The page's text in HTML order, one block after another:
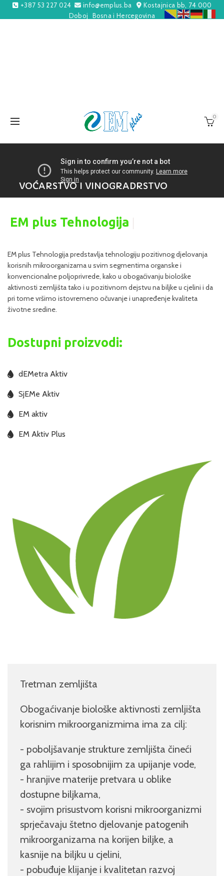
+387 53 227 024 info@emplus.ba
Kostajnica bb, 74 000
Doboj
Bosna i Hercegovina
0
VOĆARSTVO I VINOGRADRSTVO
EM plus Tehnologija |
EM plus Tehnologija predstavlja tehnologiju pozitivnog djelovanja
korisnih mikroorganizama u svim segmentima organske i
konvencionalne poljoprivrede, kako u obogaćivanju biološke
aktivnosti zemljišta tako i u pozitivnom dejstvu na biljke u cjelini i da
pri tome vršimo istovremeno očuvanje i unapređenje kvaliteta
životne sredine.
Dostupni proizvodi:
dEMetra Aktiv
SjEMe Aktiv
EM aktiv
EM Aktiv Plus
Tretman zemljišta
Obogaćivanje biološke aktivnosti zemljišta
korisnim mikroorganizmima ima za cilj:
- poboljšavanje strukture zemljišta čineći
ga rahlijim i sposobnijim za upijanje vode,
- hranjive materije pretvara u oblike
dostupne biljkama,
- svojim prisustvom korisni mikroorganizmi
sprječavaju štetno djelovanje patogenih
mikroorganizama na korijen biljke, a
kasnije na biljku u cjelini,
- pobuđuje klijanje i kvalitetan razvoj